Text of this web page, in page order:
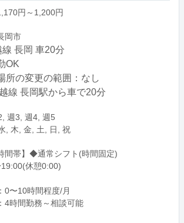
円～1,200円
岡市
長岡 車20分
OK
所の変更の範囲：なし
線 長岡駅から車で20分
週3, 週4, 週5
, 木, 金, 土, 日, 祝
間帯】◆通常シフト(時間固定)
休憩0:00)
0〜10時間程度/月
4時間勤務～相談可能